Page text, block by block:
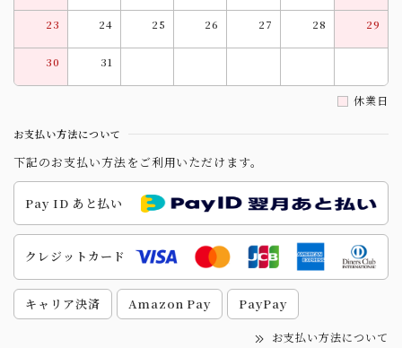
23 24 25 26 27 28 29
30 31
休業日
お支払い方法について
下記のお支払い方法をご利用いただけます。
Pay ID あと払い
クレジットカード
キャリア決済 Amazon Pay PayPay
お支払い方法について